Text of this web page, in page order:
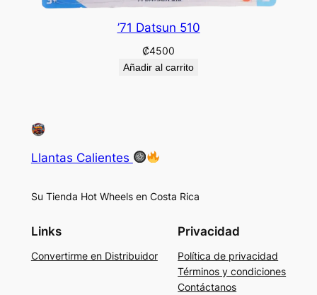
’71 Datsun 510
₡4500
Añadir al carrito
Llantas Calientes
Su Tienda Hot Wheels en Costa Rica
Links
Convertirme en Distribuidor
Privacidad
Política de privacidad
Términos y condiciones
Contáctanos